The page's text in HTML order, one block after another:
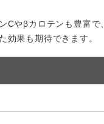
Cやβカロテンも豊富で
効果も期待できます。